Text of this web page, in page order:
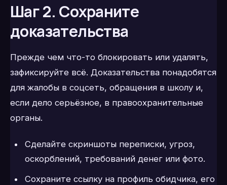
Шаг 2. Сохраните
доказательства
Прежде чем что-то блокировать или удалять,
зафиксируйте всё. Доказательства понадобятся
для жалобы в соцсеть, обращения в школу и,
если дело серьёзное, в правоохранительные
органы.
Сделайте скриншоты переписки, угроз,
оскорблений, требований денег или фото.
Сохраните ссылку на профиль обидчика, его